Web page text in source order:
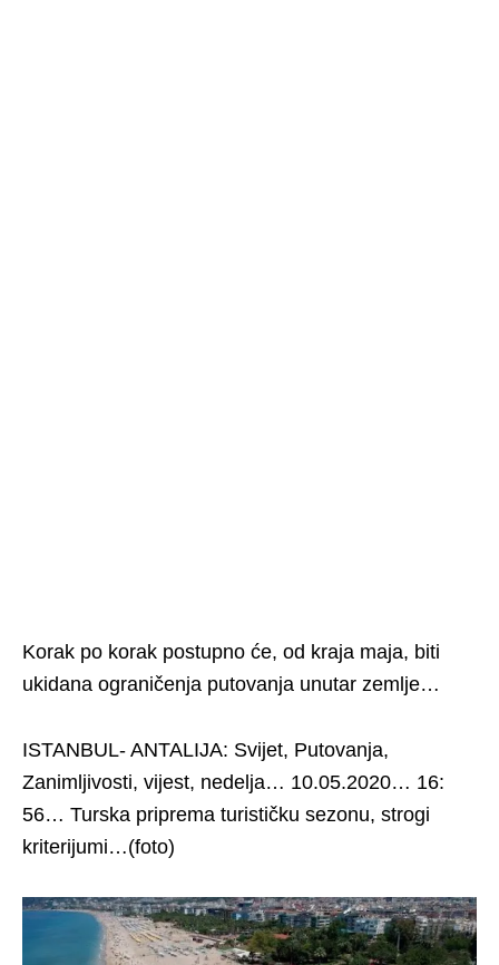
Korak po korak postupno će, od kraja maja, biti
ukidana ograničenja putovanja unutar zemlje…
ISTANBUL- ANTALIJA: Svijet, Putovanja,
Zanimljivosti, vijest, nedelja… 10.05.2020… 16:
56… Turska priprema turističku sezonu, strogi
kriterijumi…(foto)